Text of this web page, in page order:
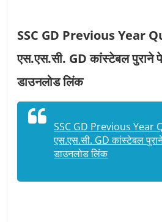
SSC GD Previous Year
एस.एस.सी. GD कांस्टेबल पुराने
डाउनलोड लिंक
SSC GD Previous Year
एस.एस.सी. GD कांस्टेबल
डाउनलोड लिंक